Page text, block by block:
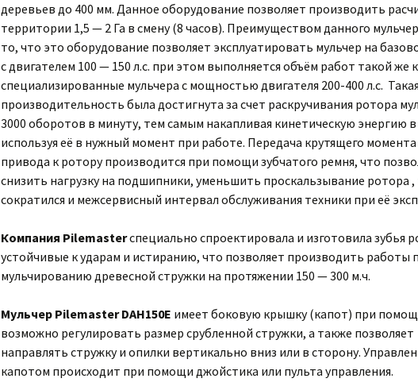
деревьев до 400 мм. Данное оборудование позволяет производить
территории 1,5 — 2 Га в смену (8 часов). Преимуществом данного
то, что это оборудование позволяет эксплуатировать мульчер на
с двигателем 100 — 150 л.с. при этом выполняется объём работ такой же
специализированные мульчера с мощностью двигателя 200-400 л.с. Такая
производительность была достигнута за счет раскручивания ротора
3000 оборотов в минуту, тем самым накапливая кинетическую энергию
используя её в нужный момент при работе. Передача крутящего
привода к ротору производится при помощи зубчатого ремня, что
снизить нагрузку на подшипники, уменьшить проскальзывание ротора
сократился и межсервисный интервал обслуживания техники при её
Компания Pilemasterспециально спроектировала и изготовила зубья
устойчивые к ударам и истиранию, что позволяет производить работы
мульчированию древесной стружки на протяжении 150 — 300 м.ч.
Мульчер Pilemaster DAH150E имеет боковую крышку (капот) при
возможно регулировать размер срубленной стружки, а также позволяет
направлять стружку и опилки вертикально вниз или в сторону.
капотом происходит при помощи джойстика или пульта управления.